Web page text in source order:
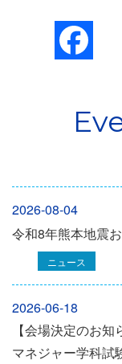
2026-08-04
令和8年熊本地震
ニュース
2026-06-18
【会場決定のお
マネジャー学科試